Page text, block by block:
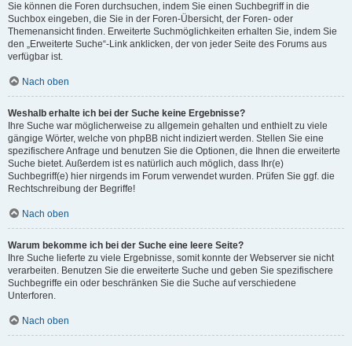
Sie können die Foren durchsuchen, indem Sie einen Suchbegriff in die
Suchbox eingeben, die Sie in der Foren-Übersicht, der Foren- oder
Themenansicht finden. Erweiterte Suchmöglichkeiten erhalten Sie, indem Sie
den „Erweiterte Suche“-Link anklicken, der von jeder Seite des Forums aus
verfügbar ist.
Nach oben
Weshalb erhalte ich bei der Suche keine Ergebnisse?
Ihre Suche war möglicherweise zu allgemein gehalten und enthielt zu viele
gängige Wörter, welche von phpBB nicht indiziert werden. Stellen Sie eine
spezifischere Anfrage und benutzen Sie die Optionen, die Ihnen die erweiterte
Suche bietet. Außerdem ist es natürlich auch möglich, dass Ihr(e)
Suchbegriff(e) hier nirgends im Forum verwendet wurden. Prüfen Sie ggf. die
Rechtschreibung der Begriffe!
Nach oben
Warum bekomme ich bei der Suche eine leere Seite?
Ihre Suche lieferte zu viele Ergebnisse, somit konnte der Webserver sie nicht
verarbeiten. Benutzen Sie die erweiterte Suche und geben Sie spezifischere
Suchbegriffe ein oder beschränken Sie die Suche auf verschiedene
Unterforen.
Nach oben